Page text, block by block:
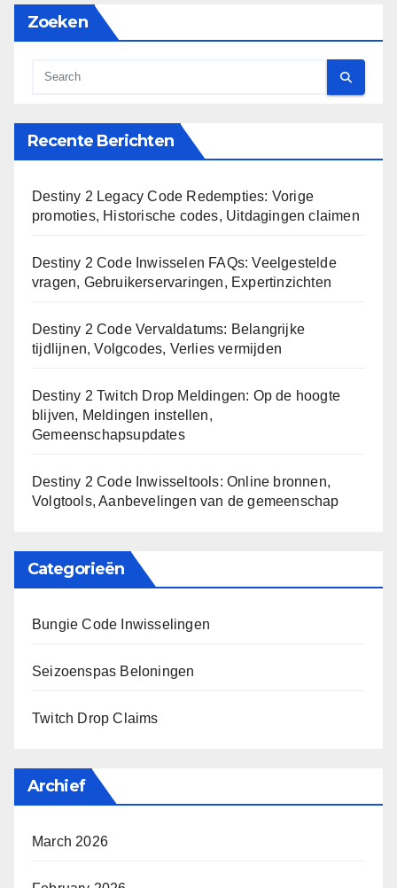
Zoeken
Recente Berichten
Destiny 2 Legacy Code Redempties: Vorige
promoties, Historische codes, Uitdagingen claimen
Destiny 2 Code Inwisselen FAQs: Veelgestelde
vragen, Gebruikerservaringen, Expertinzichten
Destiny 2 Code Vervaldatums: Belangrijke
tijdlijnen, Volgcodes, Verlies vermijden
Destiny 2 Twitch Drop Meldingen: Op de hoogte
blijven, Meldingen instellen,
Gemeenschapsupdates
Destiny 2 Code Inwisseltools: Online bronnen,
Volgtools, Aanbevelingen van de gemeenschap
Categorieën
Bungie Code Inwisselingen
Seizoenspas Beloningen
Twitch Drop Claims
Archief
March 2026